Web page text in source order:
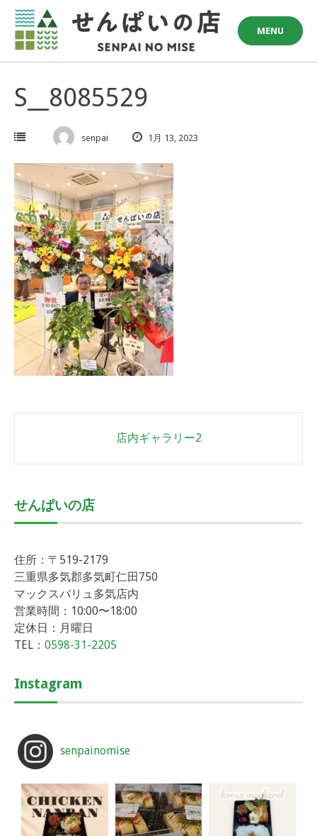
Skip
content
MENU
S__8085529
senpai 1月 13, 2023
navigation店内ギャラリー2
せんぱいの店
住所：〒519-2179
三重県多気郡多気町仁田750
マックスバリュ多気店内
営業時間：10:00〜18:00
定休日：月曜日
TEL： 0598-31-2205
Instagram
senpainomise